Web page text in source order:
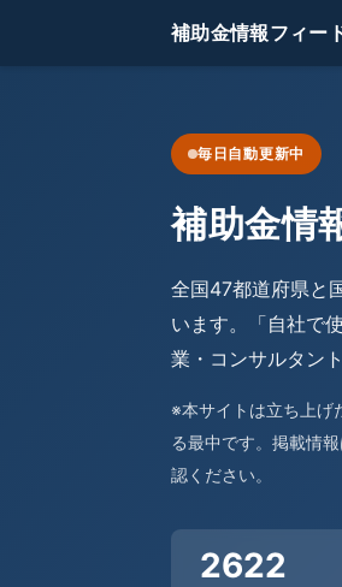
補助金情報フィー
毎日自動更新中
補助金情
全国47都道府県と
います。「自社で
業・コンサルタン
※本サイトは立ち上げ
る最中です。掲載情
認ください。
2622